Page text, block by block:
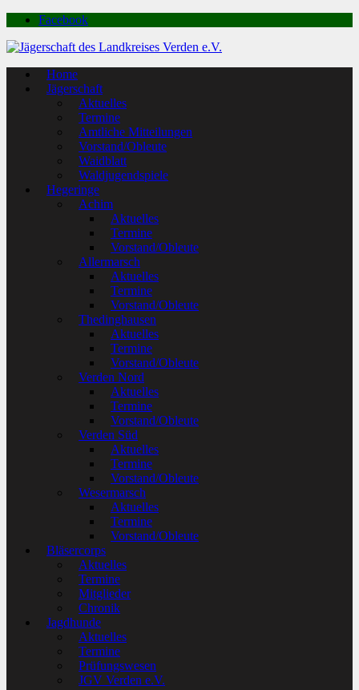
Facebook
Home
Jägerschaft
Aktuelles
Termine
Amtliche Mitteilungen
Vorstand/Obleute
Waidblatt
Waldjugendspiele
Hegeringe
Achim
Aktuelles
Termine
Vorstand/Obleute
Allermarsch
Aktuelles
Termine
Vorstand/Obleute
Thedinghausen
Aktuelles
Termine
Vorstand/Obleute
Verden Nord
Aktuelles
Termine
Vorstand/Obleute
Verden Süd
Aktuelles
Termine
Vorstand/Obleute
Wesermarsch
Aktuelles
Termine
Vorstand/Obleute
Bläsercorps
Aktuelles
Termine
Mitglieder
Chronik
Jagdhunde
Aktuelles
Termine
Prüfungswesen
JGV Verden e.V.